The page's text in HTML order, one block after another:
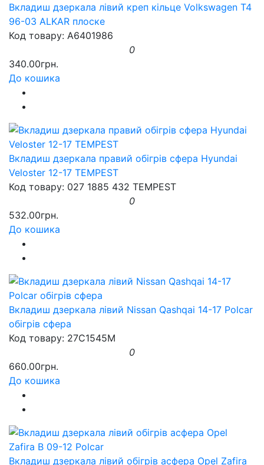
Вкладиш дзеркала лівий креп кільце Volkswagen T4
96-03 ALKAR плоске
Код товару: A6401986
0
340.00грн.
До кошика
Вкладиш дзеркала правий обігрів сфера Hyundai
Veloster 12-17 TEMPEST
Код товару: 027 1885 432 TEMPEST
0
532.00грн.
До кошика
Вкладиш дзеркала лівий Nissan Qashqai 14-17 Polcar
обігрів сфера
Код товару: 27C1545M
0
660.00грн.
До кошика
Вкладиш дзеркала лівий обігрів асфера Opel Zafira